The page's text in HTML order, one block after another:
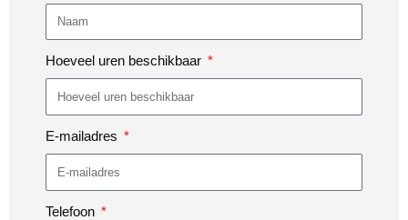
Hoeveel uren beschikbaar
E-mailadres
Telefoon